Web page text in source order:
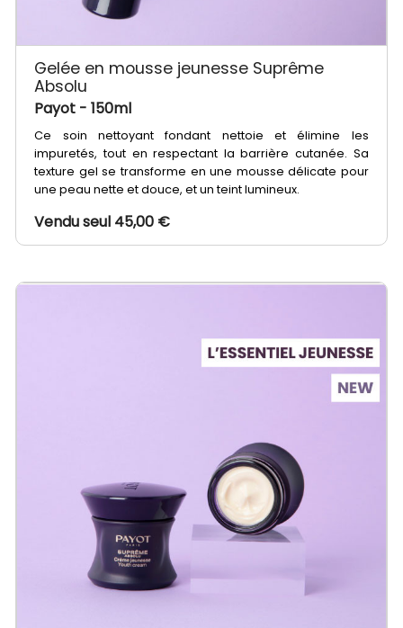
Gelée en mousse jeunesse Suprême
Absolu
Payot - 150ml
Ce soin nettoyant fondant nettoie et élimine les
impuretés, tout en respectant la barrière cutanée. Sa
texture gel se transforme en une mousse délicate pour
une peau nette et douce, et un teint lumineux.
Vendu seul 45,00 €